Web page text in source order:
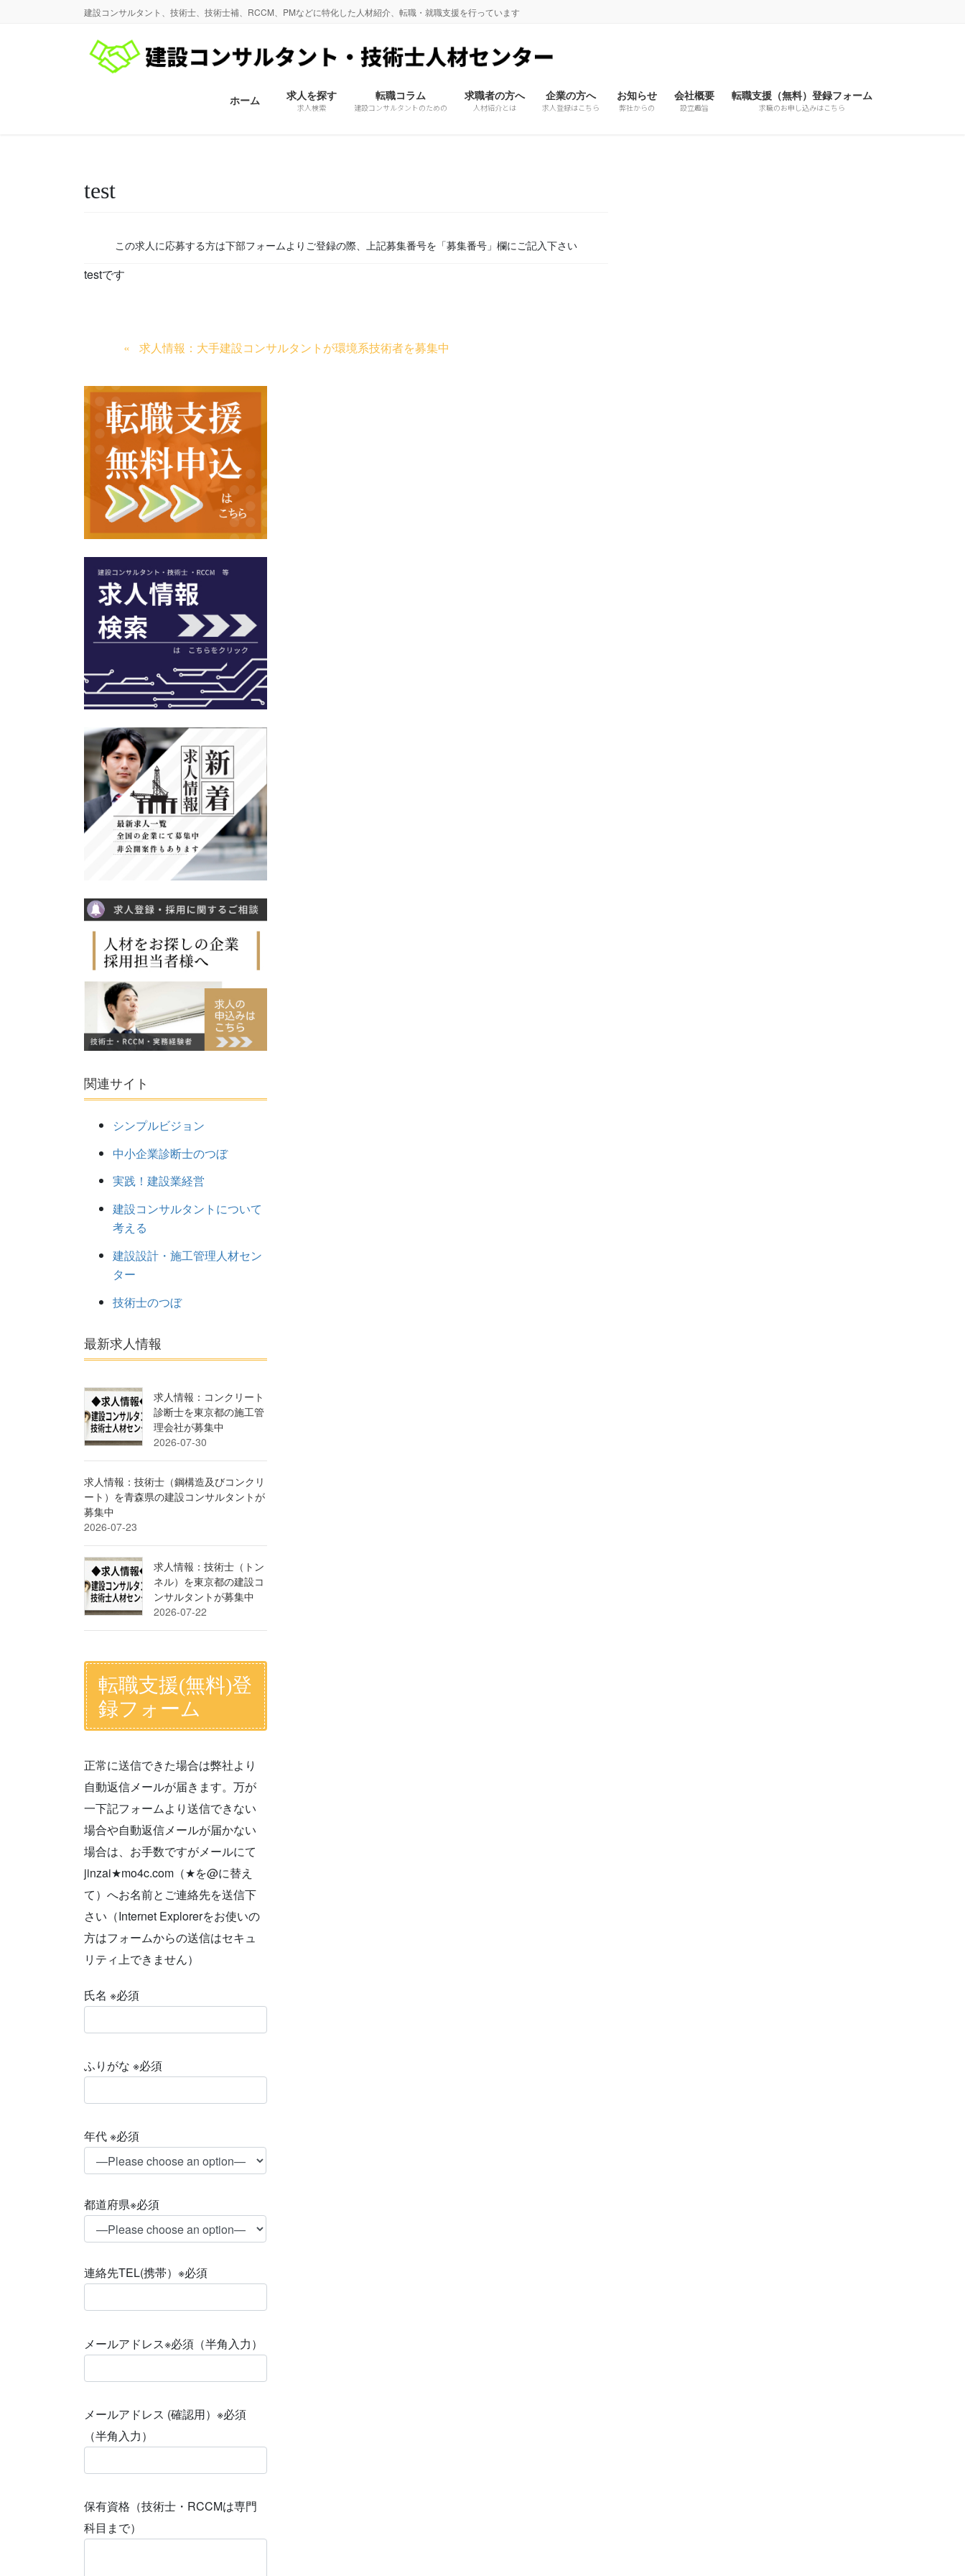
建設コンサルタント、技術士、技術士補、RCCM、PMなどに特化した人材紹介、転職・就職支援を行っています
ホーム 求人を探す
求人検索
転職コラム
建設コンサルタントのための
求職者の方へ
人材紹介とは
企業の方へ
求人登録はこちら
お知らせ
弊社からの
会社概要
設立趣旨
転職支援（無料）登録フォーム
求職のお申し込みはこちら
test
この求人に応募する方は下部フォームよりご登録の際、上記募集番号を「募集番号」欄にご記入下さい
testです
求人情報：大手建設コンサルタントが環境系技術者を募集中
関連サイト
シンプルビジョン
中小企業診断士のつぼ
実践！建設業経営
建設コンサルタントについて
考える
建設設計・施工管理人材セン
ター
技術士のつぼ
最新求人情報
求人情報：コンクリート
診断士を東京都の施工管
理会社が募集中
2026-07-30
求人情報：技術士（鋼構造及びコンクリ
ート）を青森県の建設コンサルタントが
募集中
2026-07-23
求人情報：技術士（トン
ネル）を東京都の建設コ
ンサルタントが募集中
2026-07-22
転職支援(無料)登
録フォーム
正常に送信できた場合は弊社より
自動返信メールが届きます。万が
一下記フォームより送信できない
場合や自動返信メールが届かない
場合は、お手数ですがメールにて
jinzai★mo4c.com（★を@に替え
て）へお名前とご連絡先を送信下
さい（Internet Explorerをお使いの
方はフォームからの送信はセキュ
リティ上できません）
氏名 ※必須
ふりがな ※必須
年代※必須
都道府県※必須
連絡先TEL(携帯） ※必須
メールアドレス※必須（半角入力）
メールアドレス (確認用） ※必須
（半角入力）
保有資格（技術士・RCCMは専門
科目まで）